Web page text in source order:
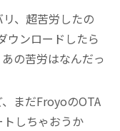
、超苦労したの
ウンロードしたら
の苦労はなんだっ
まだFroyoのOTA
しちゃおうか